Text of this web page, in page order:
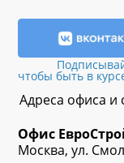
чтобы быть в
Адреса офиса и
Офис
Москва, ул.